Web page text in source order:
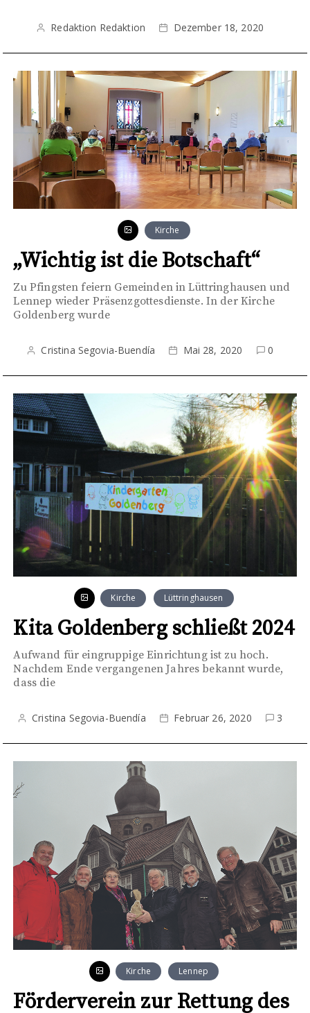
Redaktion Redaktion Dezember 18, 2020
Kirche
„Wichtig ist die Botschaft“
Zu Pfingsten feiern Gemeinden in Lüttringhausen und
Lennep wieder Präsenzgottesdienste. In der Kirche
Goldenberg wurde
Cristina Segovia-Buendía Mai 28, 2020 0
Kirche Lüttringhausen
Kita Goldenberg schließt 2024
Aufwand für eingruppige Einrichtung ist zu hoch.
Nachdem Ende vergangenen Jahres bekannt wurde,
dass die
Cristina Segovia-Buendía Februar 26, 2020 3
Kirche Lennep
Förderverein zur Rettung des